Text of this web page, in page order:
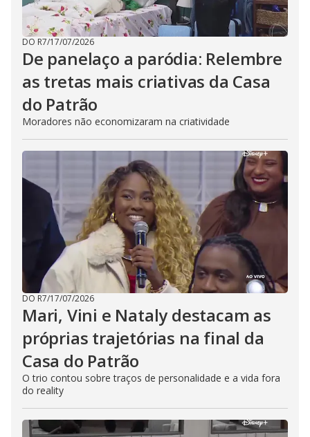
DO R7/17/07/2026
De panelaço a paródia: Relembre
as tretas mais criativas da Casa
do Patrão
Moradores não economizaram na criatividade
DO R7/17/07/2026
Mari, Vini e Nataly destacam as
próprias trajetórias na final da
Casa do Patrão
O trio contou sobre traços de personalidade e a vida fora
do reality